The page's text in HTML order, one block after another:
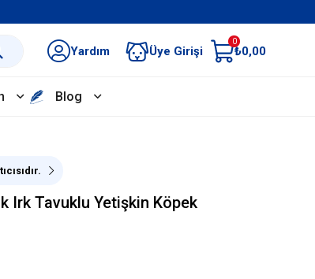
Yardım Üye Girişi
0
₺0,00
Blog
Irk Tavuklu Yetişkin Köpek